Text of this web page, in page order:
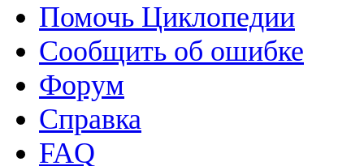
Помочь Циклопедии
Сообщить об ошибке
Форум
Справка
FAQ